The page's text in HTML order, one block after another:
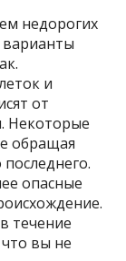
недорогих
варианты
и
от
Некоторые
обращая
опасные
течение
вы не